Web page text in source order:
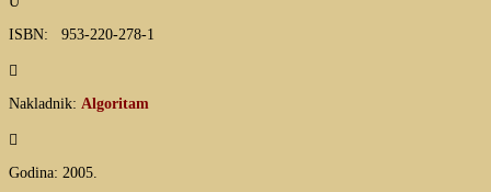
ISBN: 953-220-278-1

Nakladnik: Algoritam

Godina: 2005.